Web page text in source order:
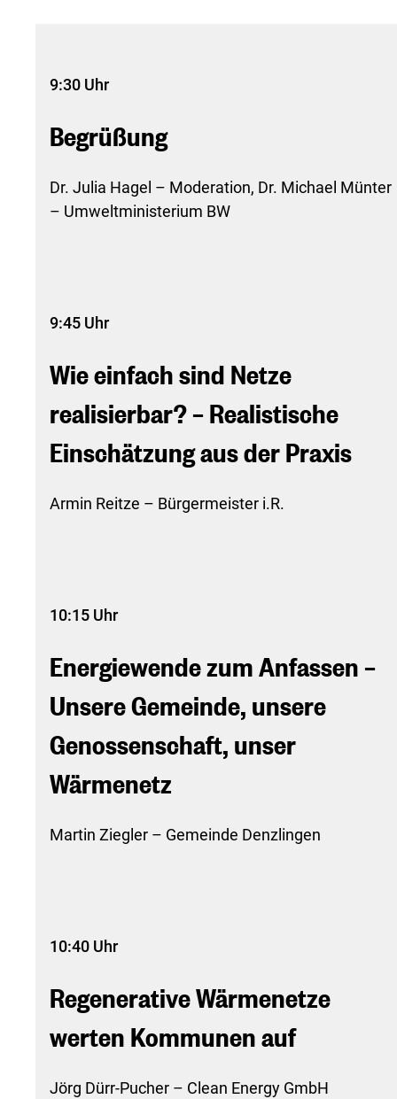
9:30 Uhr
Begrüßung
Dr. Julia Hagel – Moderation, Dr. Michael Münter
– Umweltministerium BW
9:45 Uhr
Wie einfach sind Netze
realisierbar? – Realistische
Einschätzung aus der Praxis
Armin Reitze – Bürgermeister i.R.
10:15 Uhr
Energiewende zum Anfassen –
Unsere Gemeinde, unsere
Genossenschaft, unser
Wärmenetz
Martin Ziegler – Gemeinde Denzlingen
10:40 Uhr
Regenerative Wärmenetze
werten Kommunen auf
Jörg Dürr-Pucher – Clean Energy GmbH